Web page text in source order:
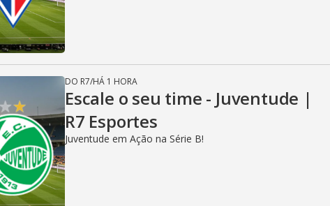
DO R7/HÁ 1 HORA
Escale o seu time - Juventude |
R7 Esportes
Juventude em Ação na Série B!